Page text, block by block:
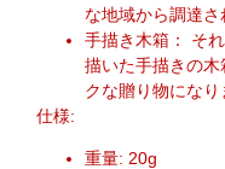
な地域から調達さ
手描き木箱：
そ
描いた手描きの
クな贈り物になり
仕様:
重量: 20g